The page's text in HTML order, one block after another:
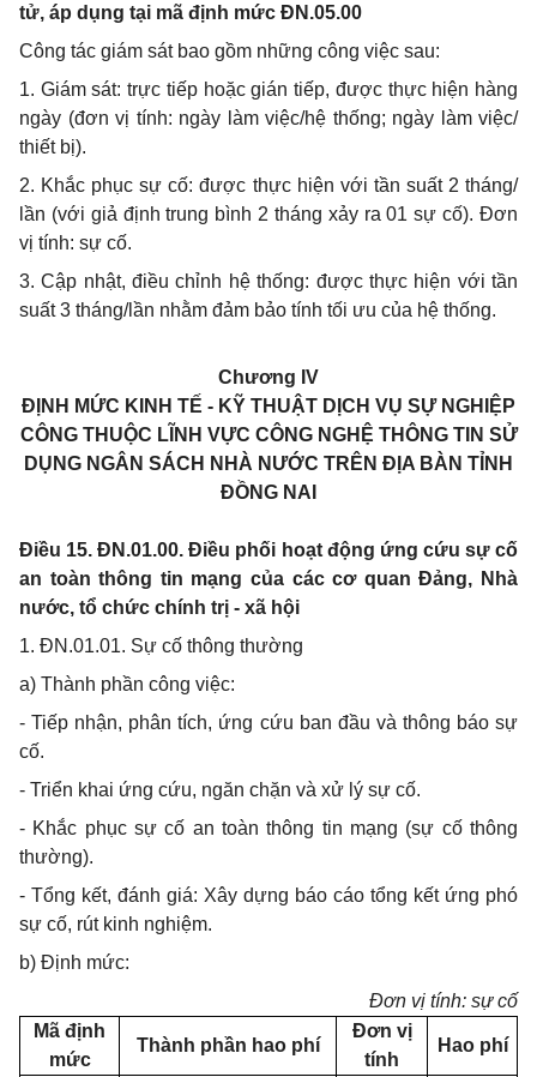
tử, áp dụng tại mã định mức ĐN.05.00
Công tác giám sát bao gồm những công việc sau:
1. Giám sát: trực tiếp hoặc gián tiếp, được thực hiện hàng
ngày (đơn vị tính: ngày làm việc/hệ thống; ngày làm việc/
thiết bị).
2. Khắc phục sự cố: được thực hiện với tần suất 2 tháng/
lần (với giả định trung bình 2 tháng xảy ra 01 sự cố). Đơn
vị tính: sự cố.
3. Cập nhật, điều chỉnh hệ thống: được thực hiện với tần
suất 3 tháng/lần nhằm đảm bảo tính tối ưu của hệ thống.
Chương IV
ĐỊNH MỨC KINH TẾ - KỸ THUẬT DỊCH VỤ SỰ NGHIỆP
CÔNG THUỘC LĨNH VỰC CÔNG NGHỆ THÔNG TIN SỬ
DỤNG NGÂN SÁCH NHÀ NƯỚC TRÊN ĐỊA BÀN TỈNH
ĐỒNG NAI
Điều 15. ĐN.01.00. Điều phối hoạt động ứng cứu sự cố
an toàn thông tin mạng của các cơ quan Đảng, Nhà
nước, tổ chức chính trị - xã hội
1. ĐN.01.01. Sự cố thông thường
a) Thành phần công việc:
- Tiếp nhận, phân tích, ứng cứu ban đầu và thông báo sự
cố.
- Triển khai ứng cứu, ngăn chặn và xử lý sự cố.
- Khắc phục sự cố an toàn thông tin mạng (sự cố thông
thường).
- Tổng kết, đánh giá: Xây dựng báo cáo tổng kết ứng phó
sự cố, rút kinh nghiệm.
b) Định mức:
Đơn vị tính: sự cố
Mã định
mức
Thành phần hao phí
Đơn vị
tính
Hao phí